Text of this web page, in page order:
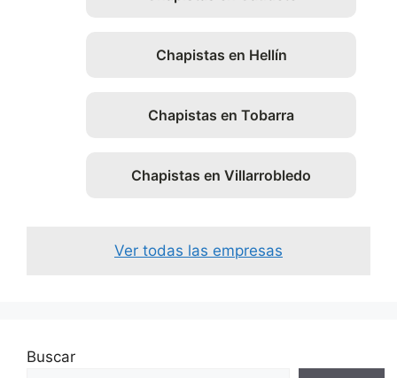
Chapistas en Hellín
Chapistas en Tobarra
Chapistas en Villarrobledo
Ver todas las empresas
Buscar